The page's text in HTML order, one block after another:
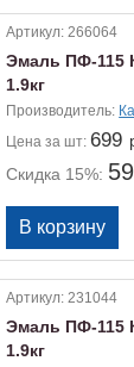
Артикул:266064
Эмаль ПФ-115
1.9кг
Производитель:
Цена за шт:699
Скидка 15%:
Артикул:231044
Эмаль ПФ-115
1.9кг